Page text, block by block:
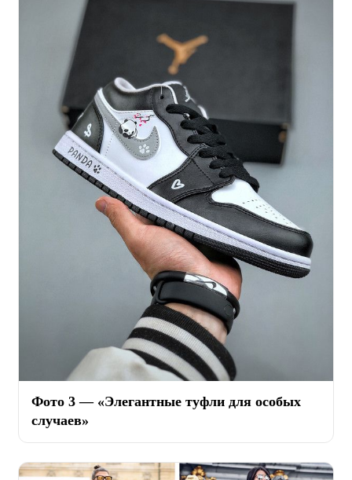
Фото 3 — «Элегантные туфли для особых
случаев»